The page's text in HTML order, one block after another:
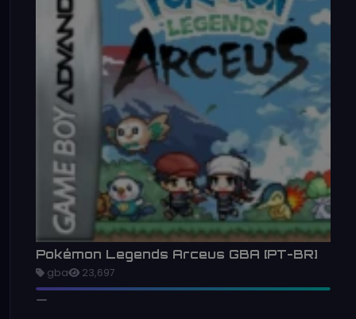
Pokémon Legends Arceus GBA [PT-BR]
gba 23,697